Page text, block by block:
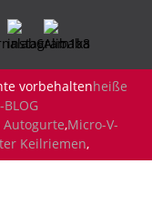
vorbehaltenheiße
BLOG
Autogurte,Micro-V-
Keilriemen,